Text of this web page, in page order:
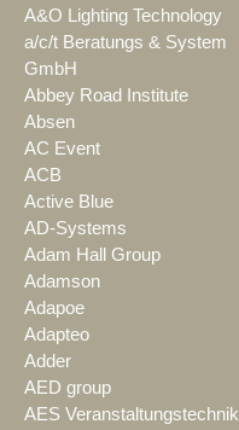
A&O Lighting Technology
a/c/t Beratungs & System
GmbH
Abbey Road Institute
Absen
AC Event
ACB
Active Blue
AD-Systems
Adam Hall Group
Adamson
Adapoe
Adapteo
Adder
AED group
AES Veranstaltungstechnik